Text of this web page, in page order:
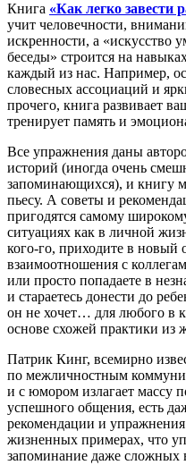
Книга «Как легко завести
учит человечности,
искренности, а «искусство
беседы» строится на
каждый из нас. Например,
словесных ассоциаций и
прочего, книга развивает
тренирует память и
Все упражнения даны
историй (иногда очень
запоминающихся), и книгу
пьесу. А советы и
пригодятся самому
ситуациях как в личной
кого-го, приходите в новый
взаимоотношения с
или просто попадаете в
и стараетесь донести до
он не хочет… для любого в
основе схожей практики из
Патрик Кинг, всемирно
по межличностным
и с юмором излагает массу
успешного общения, есть
рекомендации и
жизненных примерах, что
запоминание даже сложных